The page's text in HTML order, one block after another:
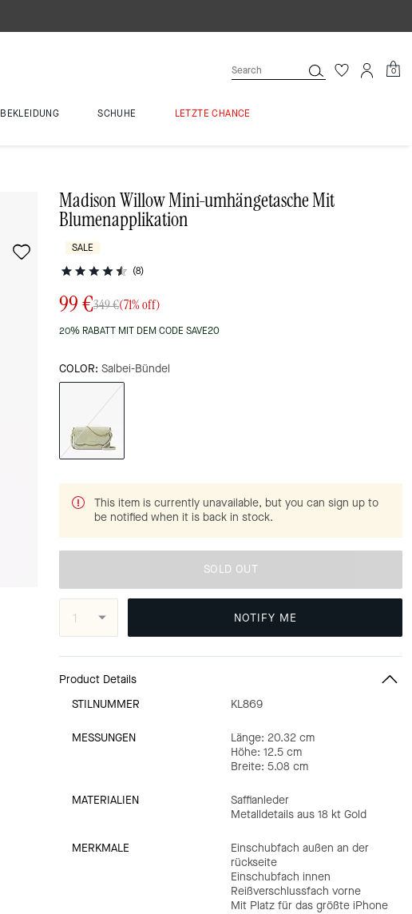
0
BEKLEIDUNG SCHUHE LETZTE CHANCE
Madison Willow Mini-umhängetasche Mit
Blumenapplikation
SALE
(8)
99 €349 €(71% off)
20% RABATT MIT DEM CODE SAVE20
COLOR: Salbei-Bündel
This item is currently unavailable, but you can sign up to
be notified when it is back in stock.
SOLD OUT
NOTIFY ME
Product Details
STILNUMMER
KL869
MESSUNGEN
Länge: 20.32 cm
Höhe: 12.5 cm
Breite: 5.08 cm
MATERIALIEN
Saffianleder
Metalldetails aus 18 kt Gold
MERKMALE
Einschubfach außen an der
rückseite
Einschubfach innen
Reißverschlussfach vorne
Mit Platz für das größte iPhone